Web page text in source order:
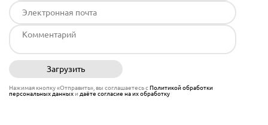
Загрузить
Нажимая кнопку «Отправить», вы соглашаетесь сПолитикой обработки
персональных данныхи даёте согласие на их обработку